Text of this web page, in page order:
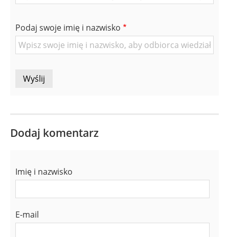
znajomej
Osoby
Podaj swoje imię i nazwisko
Dodaj komentarz
Imię i nazwisko
E-mail